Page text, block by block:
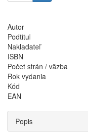
Autor
Podtitul
Nakladateľ
ISBN
Počet strán / väzba
Rok vydania
Kód
EAN
Popis